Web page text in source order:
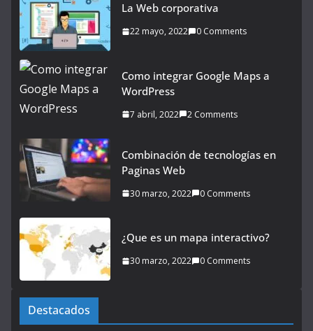
La Web corporativa
22 mayo, 2022 0 Comments
Como integrar Google Maps a
WordPress
7 abril, 2022 2 Comments
Combinación de tecnologías en
Paginas Web
30 marzo, 2022 0 Comments
¿Que es un mapa interactivo?
30 marzo, 2022 0 Comments
Destacados